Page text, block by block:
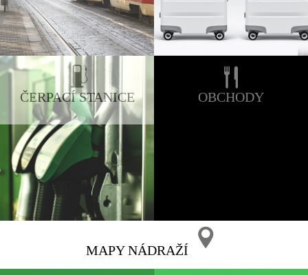
ČERPACÍ STANICE OBCHODY
MAPY NÁDRAŽÍ